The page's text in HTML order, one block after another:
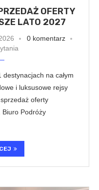
OFERTY
LATO 2027
0 komentarz
destynacjach na całym
i luksusowe rejsy
oferty
Biuro Podróży